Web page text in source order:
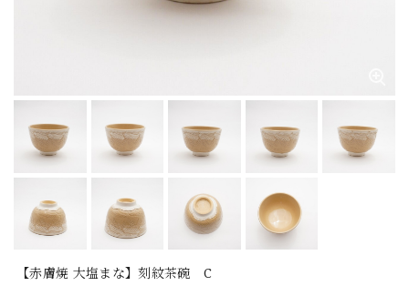
【赤膚焼 大塩まな】刻紋茶碗 C